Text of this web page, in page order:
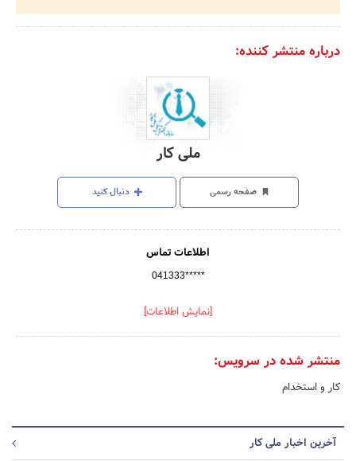
درباره منتشر کننده:
ملی کار
صفحه رسمی دنبال کنید
اطلاعات تماس
041333*****
[نمایش اطلاعات]
منتشر شده در سرویس:
کار و استخدام
آخرین اخبار ملی کار